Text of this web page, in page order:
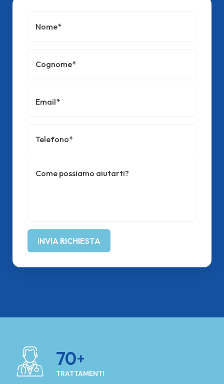
70
TRATTAMENTI